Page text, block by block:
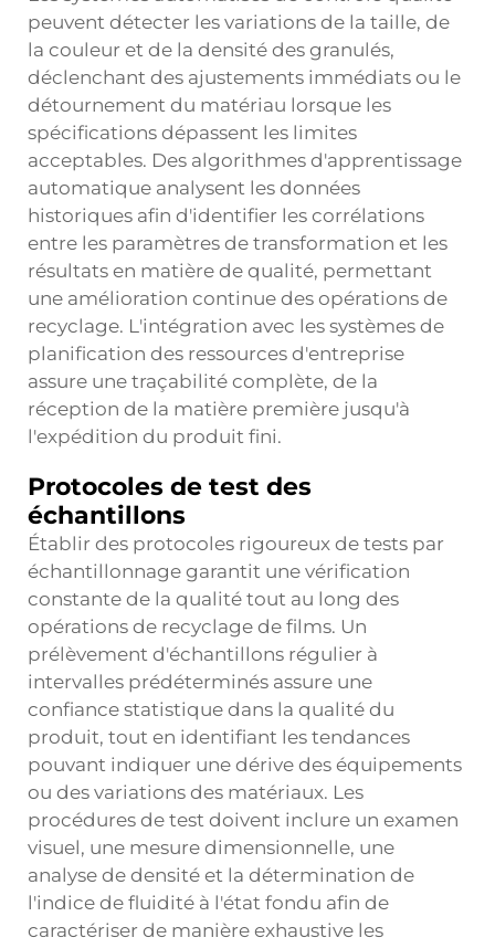
peuvent détecter les variations de la taille, de
la couleur et de la densité des granulés,
déclenchant des ajustements immédiats ou le
détournement du matériau lorsque les
spécifications dépassent les limites
acceptables. Des algorithmes d'apprentissage
automatique analysent les données
historiques afin d'identifier les corrélations
entre les paramètres de transformation et les
résultats en matière de qualité, permettant
une amélioration continue des opérations de
recyclage. L'intégration avec les systèmes de
planification des ressources d'entreprise
assure une traçabilité complète, de la
réception de la matière première jusqu'à
l'expédition du produit fini.
Protocoles de test des
échantillons
Établir des protocoles rigoureux de tests par
échantillonnage garantit une vérification
constante de la qualité tout au long des
opérations de recyclage de films. Un
prélèvement d'échantillons régulier à
intervalles prédéterminés assure une
confiance statistique dans la qualité du
produit, tout en identifiant les tendances
pouvant indiquer une dérive des équipements
ou des variations des matériaux. Les
procédures de test doivent inclure un examen
visuel, une mesure dimensionnelle, une
analyse de densité et la détermination de
l'indice de fluidité à l'état fondu afin de
caractériser de manière exhaustive les